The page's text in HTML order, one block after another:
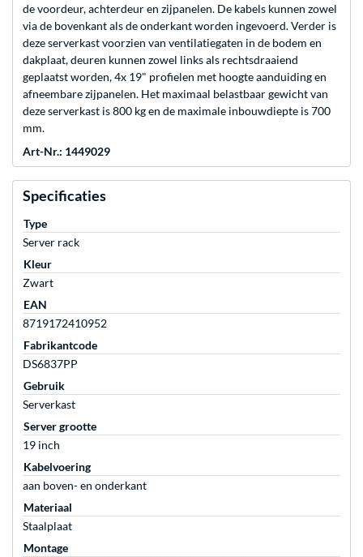
de voordeur, achterdeur en zijpanelen. De kabels kunnen zowel
via de bovenkant als de onderkant worden ingevoerd. Verder is
deze serverkast voorzien van ventilatiegaten in de bodem en
dakplaat, deuren kunnen zowel links als rechtsdraaiend
geplaatst worden, 4x 19" profielen met hoogte aanduiding en
afneembare zijpanelen. Het maximaal belastbaar gewicht van
deze serverkast is 800 kg en de maximale inbouwdiepte is 700
mm.
Art-Nr.: 1449029
Specificaties
Type
Server rack
Kleur
Zwart
EAN
8719172410952
Fabrikantcode
DS6837PP
Gebruik
Serverkast
Server grootte
19 inch
Kabelvoering
aan boven- en onderkant
Materiaal
Staalplaat
Montage